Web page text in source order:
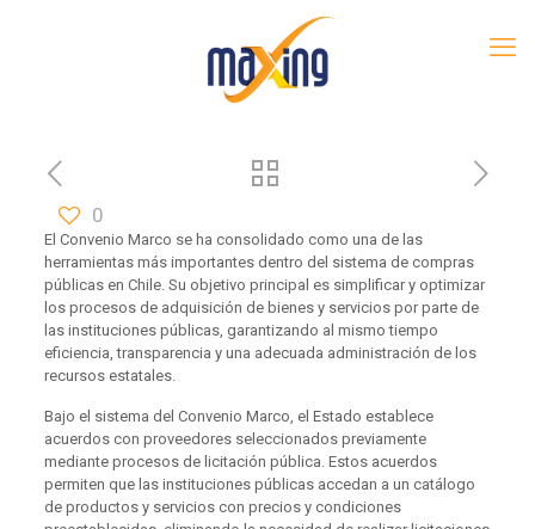
0
El Convenio Marco se ha consolidado como una de las
herramientas más importantes dentro del sistema de compras
públicas en Chile. Su objetivo principal es simplificar y optimizar
los procesos de adquisición de bienes y servicios por parte de
las instituciones públicas, garantizando al mismo tiempo
eficiencia, transparencia y una adecuada administración de los
recursos estatales.
Bajo el sistema del Convenio Marco, el Estado establece
acuerdos con proveedores seleccionados previamente
mediante procesos de licitación pública. Estos acuerdos
permiten que las instituciones públicas accedan a un catálogo
de productos y servicios con precios y condiciones